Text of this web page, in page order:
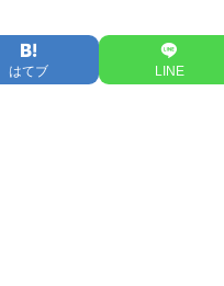
はてブ LINE